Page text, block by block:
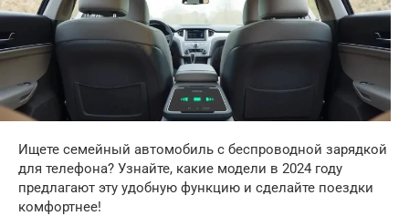
Ищете семейный автомобиль с беспроводной зарядкой
для телефона? Узнайте, какие модели в 2024 году
предлагают эту удобную функцию и сделайте поездки
комфортнее!